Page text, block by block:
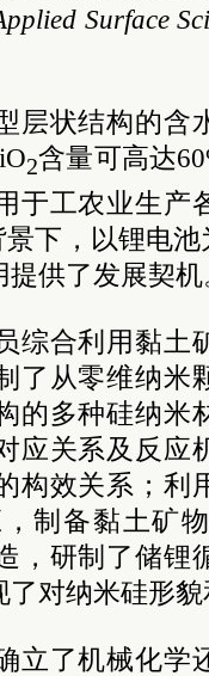
Surface
层状结构的含
2含量可高达
于工农业生产
下，以锂电
提供了发展契机
综合利用黏土
了从零维纳米
的多种硅纳米
应关系及反应
构效关系；利
制备黏土矿
，研制了储锂
对纳米硅形
立了机械化学